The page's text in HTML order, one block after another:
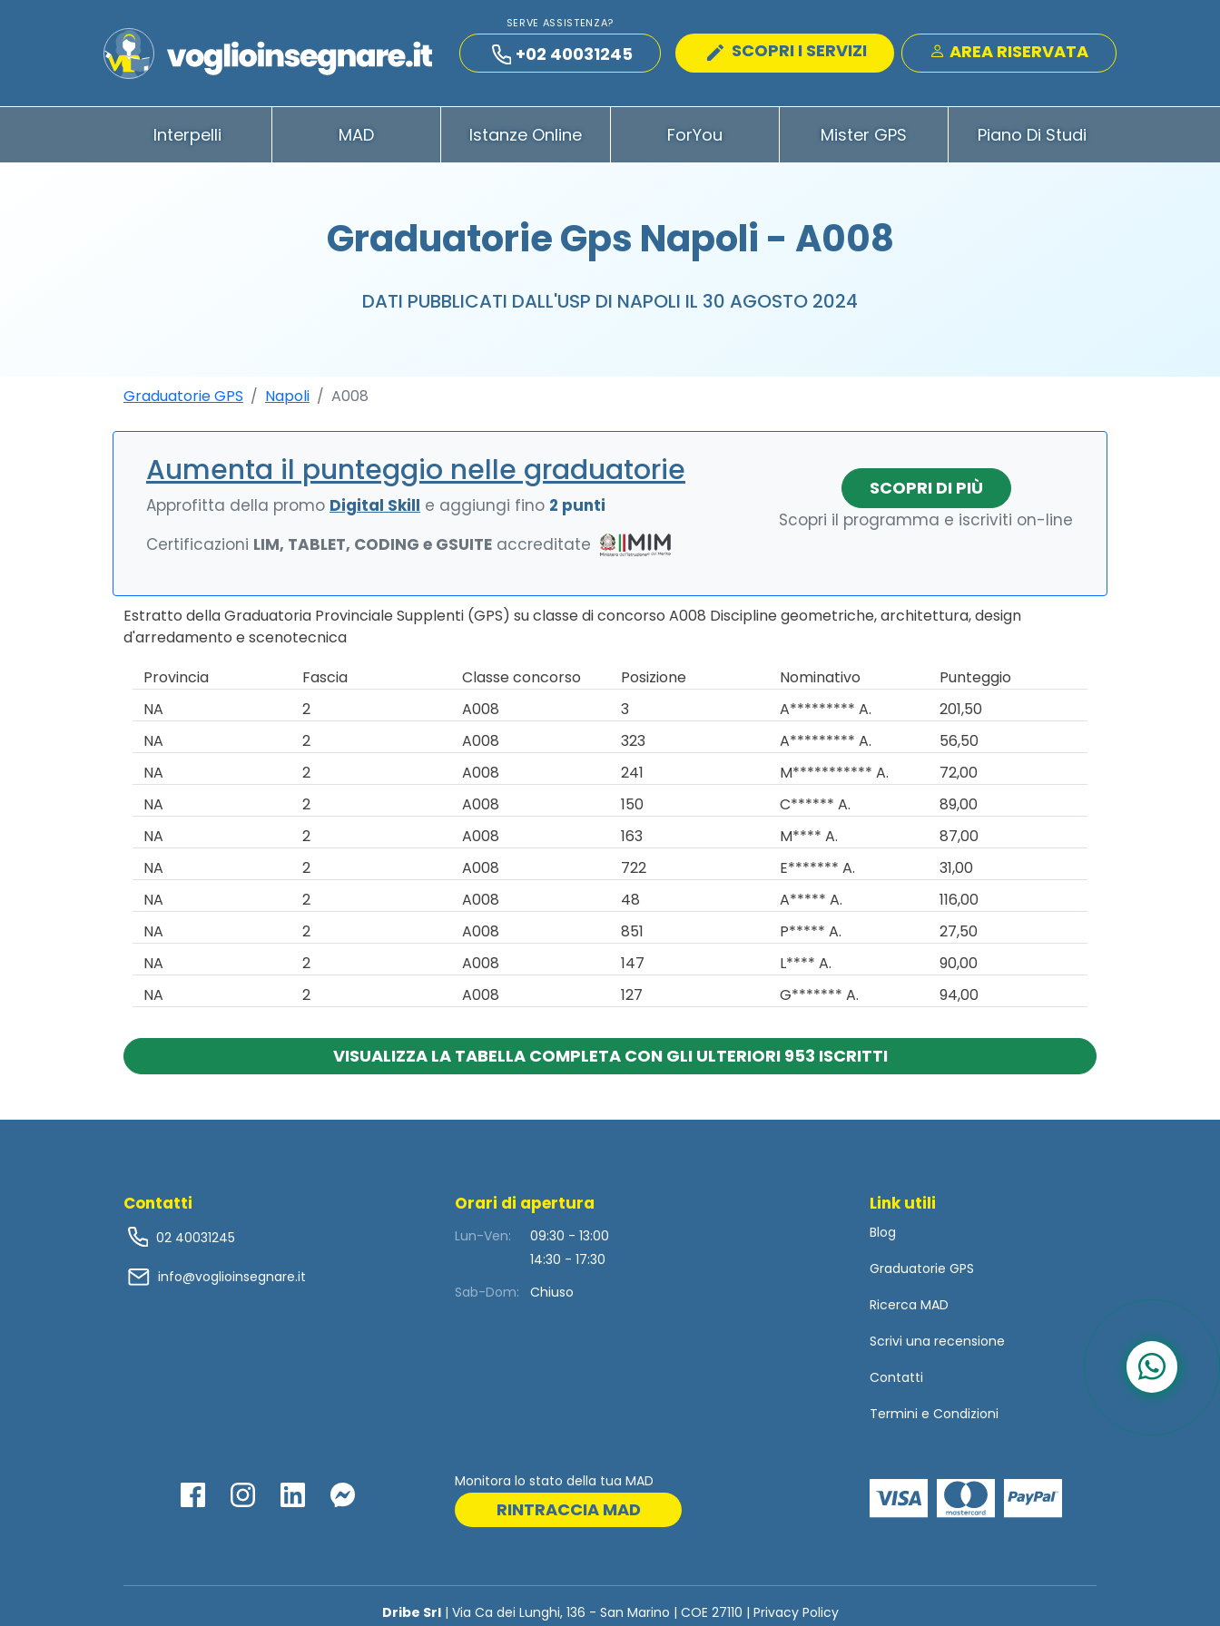
SERVE ASSISTENZA?
+02 40031245 SCOPRI I SERVIZI AREA RISERVATA
Interpelli MAD Istanze Online ForYou Mister GPS Piano Di Studi
Graduatorie Gps Napoli - A008
DATI PUBBLICATI DALL'USP DI NAPOLI IL 30 AGOSTO 2024
Graduatorie GPS Napoli A008
Aumenta il punteggio nelle graduatorie
Approfitta della promo Digital Skill e aggiungi fino 2 punti
Certificazioni LIM, TABLET, CODING e GSUITE accreditate
SCOPRI DI PIÙ
Scopri il programma e iscriviti on-line
Estratto della Graduatoria Provinciale Supplenti (GPS) su classe di concorso A008 Discipline geometriche, architettura, design
d'arredamento e scenotecnica
Provincia
Fascia Classe concorso Posizione Nominativo
Punteggio
NA
2 A008 3 A********* A.
201,50
NA
2 A008 323 A********* A.
56,50
NA
2 A008 241 M*********** A.
72,00
NA
2 A008 150 C****** A.
89,00
NA
2 A008 163 M**** A.
87,00
NA
2 A008 722 E******* A.
31,00
NA
2 A008 48 A***** A.
116,00
NA
2 A008 851 P***** A.
27,50
NA
2 A008 147 L**** A.
90,00
NA
2 A008 127 G******* A. 94,00
VISUALIZZA LA TABELLA COMPLETA CON GLI ULTERIORI 953 ISCRITTI
Contatti
02 40031245
info@voglioinsegnare.it
Orari di apertura
Lun-Ven:
09:30 - 13:00
14:30 - 17:30
Sab-Dom:
Chiuso
Link utili
Blog
Graduatorie GPS
Ricerca MAD
Scrivi una recensione
Contatti
Termini e Condizioni
Monitora lo stato della tua MAD
RINTRACCIA MAD
Dribe Srl| Via Ca dei Lunghi, 136 - San Marino | COE 27110 | Privacy Policy